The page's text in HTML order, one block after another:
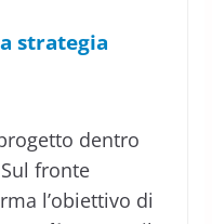
strategia
dentro
fronte
l’obiettivo di